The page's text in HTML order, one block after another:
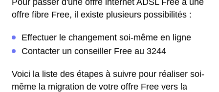
Pour passer d'une offre internet ADSL Free à une
offre fibre Free, il existe plusieurs possibilités :
Effectuer le changement soi-même en ligne
Contacter un conseiller Free au 3244
Voici la liste des étapes à suivre pour réaliser soi-
même la migration de votre offre Free vers la